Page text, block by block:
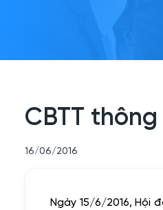
CBTT
16/06/2016
Ngày 15/6/2016, Hội